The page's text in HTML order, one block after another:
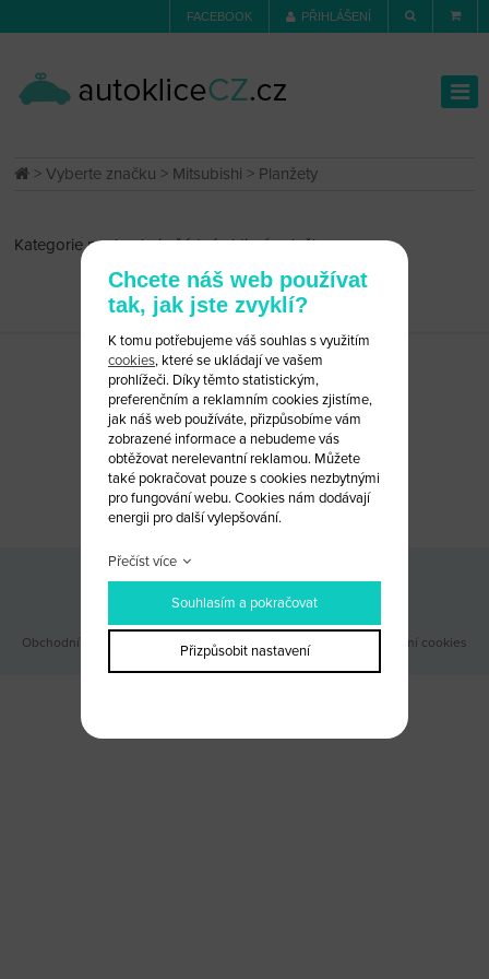
FACEBOOK PŘIHLÁŠENÍ
>Vyberte značku > Mitsubishi > Planžety
Kategorie neobsahuje žádné aktivní položky
CHCETE PORADIT?NAPIŠTE NÁM
Obchodní podmínky Webové stránky ©2026 PANKREA Nastavení cookies
Chcete náš web používat
tak, jak jste zvyklí?
K tomu potřebujeme váš souhlas s využitím
cookies, které se ukládají ve vašem
prohlížeči. Díky těmto statistickým,
preferenčním a reklamním cookies zjistíme,
jak náš web používáte, přizpůsobíme vám
zobrazené informace a nebudeme vás
obtěžovat nerelevantní reklamou. Můžete
také pokračovat pouze s cookies nezbytnými
pro fungování webu. Cookies nám dodávají
energii pro další vylepšování.
Přečíst více
Souhlasím a pokračovat
Přizpůsobit nastavení